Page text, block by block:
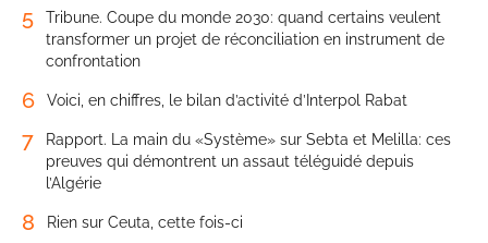
5
Tribune. Coupe du monde 2030: quand certains veulent
transformer un projet de réconciliation en instrument de
confrontation
6 Voici, en chiffres, le bilan d’activité d’Interpol Rabat
7
Rapport. La main du «Système» sur Sebta et Melilla: ces
preuves qui démontrent un assaut téléguidé depuis
l’Algérie
8 Rien sur Ceuta, cette fois-ci